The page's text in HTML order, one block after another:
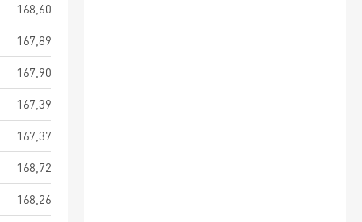
168,60
167,89
167,90
167,39
167,37
168,72
168,26